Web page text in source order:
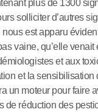
plus de 1300
solliciter d’autres
nous est apparu
vaine, qu’elle venait
et aux
et la sensibilisation
un moteur pour faire
de réduction des